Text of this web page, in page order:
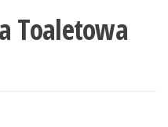
Toaletowa